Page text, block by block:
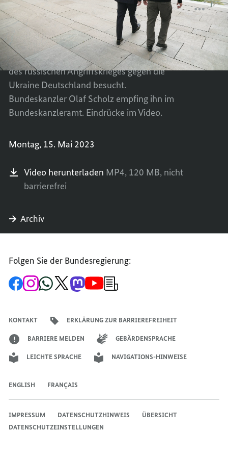
in
BerlinBerlin
Der ukrainische Präsident Wolodymyr
Selensky hat zum ersten Mal seit Beginn
des russischen Angriffskrieges gegen die
Ukraine Deutschland besucht.
Bundeskanzler Olaf Scholz empfing ihn im
Bundeskanzleramt. Eindrücke im Video.
Montag, 15. Mai 2023
IN
Video herunterladen MP4, 120 MB, nicht
barrierefrei
Archiv
Folgen Sie der Bundesregierung:
Zur
Facebook-
Zum
Instagram-
Zum
WhatsApp-
Zum
X-
Zum
Mastodon-
Zum
YouTube-Anmeldung
KONTAKT ERKLÄRUNG ZUR BARRIEREFREIHEIT
BARRIERE MELDEN GEBÄRDENSPRACHE
LEICHTE SPRACHE NAVIGATIONS-HINWEISE
ENGLISH FRANÇAIS
IMPRESSUM DATENSCHUTZHINWEIS
ÜBERSICHT
DATENSCHUTZEINSTELLUNGEN